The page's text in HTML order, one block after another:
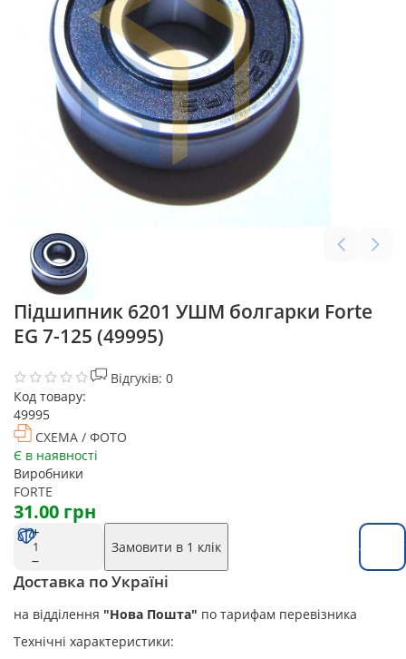
Підшипник 6201 УШМ болгарки Forte
EG 7-125 (49995)
Відгуків: 0
Код товару:
49995
СХЕМА / ФОТО
Є в наявності
Виробники
FORTE
31.00 грн
Замовити в 1 клік
Доставка по Україні
на відділення "Нова Пошта" по тарифам перевізника
Технічні характеристики: